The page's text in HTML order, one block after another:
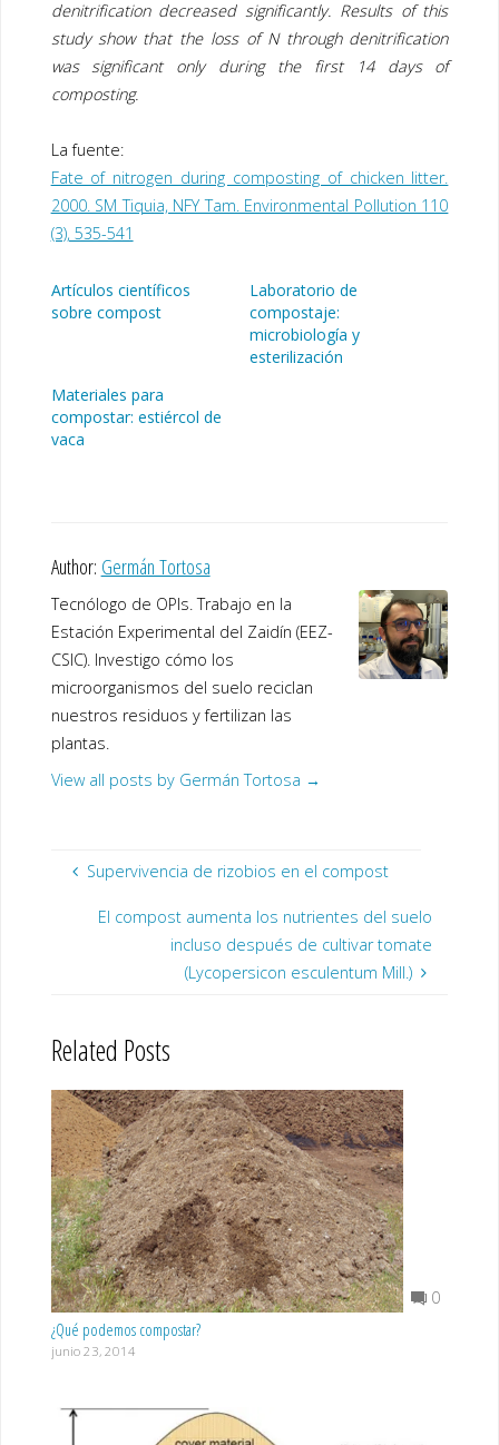
denitrification decreased significantly. Results of this
study show that the loss of N through denitrification
was significant only during the first 14 days of
composting.
La fuente:
Fate of nitrogen during composting of chicken litter.
2000. SM Tiquia, NFY Tam. Environmental Pollution 110
(3), 535-541
Artículos científicos
sobre compost
Laboratorio de
compostaje:
microbiología y
esterilización
Materiales para
compostar: estiércol de
vaca
Author: Germán Tortosa
Tecnólogo de OPIs. Trabajo en la
Estación Experimental del Zaidín (EEZ-
CSIC). Investigo cómo los
microorganismos del suelo reciclan
nuestros residuos y fertilizan las
plantas.
View all posts by Germán Tortosa →
Supervivencia de rizobios en el compost
El compost aumenta los nutrientes del suelo
incluso después de cultivar tomate
(Lycopersicon esculentum Mill.)
Related Posts
0
¿Qué podemos compostar?
junio 23, 2014